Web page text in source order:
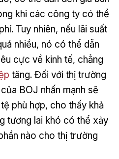
khi các công ty có thể
Tuy nhiên, nếu lãi suất
nhiều, nó có thể dẫn
cực về kinh tế, chẳng
tăng. Đối với thị trường
BOJ nhấn mạnh sẽ
phù hợp, cho thấy khả
tương lai khó có thể xảy
nào cho thị trường